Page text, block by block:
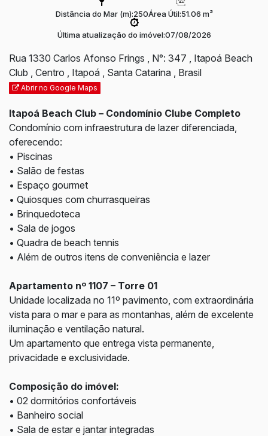
Distância do Mar (m):250Área Útil:51.06 m²
Última atualização do imóvel:07/08/2026
Rua 1330 Carlos Afonso Frings , N°: 347 , Itapoá Beach
Club , Centro , Itapoá , Santa Catarina , Brasil
Abrir no Google Maps
Itapoá Beach Club – Condomínio Clube Completo
Condomínio com infraestrutura de lazer diferenciada,
oferecendo:
• Piscinas
• Salão de festas
• Espaço gourmet
• Quiosques com churrasqueiras
• Brinquedoteca
• Sala de jogos
• Quadra de beach tennis
• Além de outros itens de conveniência e lazer
Apartamento nº 1107 – Torre 01
Unidade localizada no 11º pavimento, com extraordinária
vista para o mar e para as montanhas, além de excelente
iluminação e ventilação natural.
Um apartamento que entrega vista permanente,
privacidade e exclusividade.
Composição do imóvel:
• 02 dormitórios confortáveis
• Banheiro social
• Sala de estar e jantar integradas